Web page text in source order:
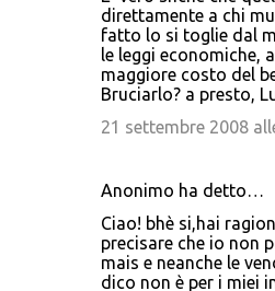
direttamente a chi
fatto lo si toglie dal
le leggi economiche,
maggiore costo del
Bruciarlo? a presto,
21 settembre 2008
Anonimo ha detto…
Ciao! bhè si,hai
precisare che io non
mais e neanche le
dico non è per i miei